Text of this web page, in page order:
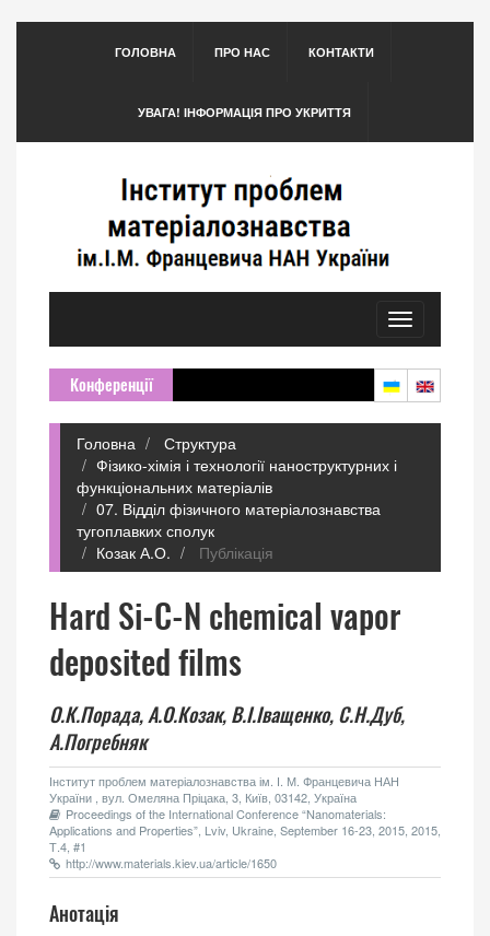
ГОЛОВНА ПРО НАС КОНТАКТИ
УВАГА! ІНФОРМАЦІЯ ПРО УКРИТТЯ
Toggle
navigation
Конференції
Головна
Структура
Фізико-хімія і технології наноструктурних і
функціональних матеріалів
07. Відділ фізичного матеріалознавства
тугоплавких сполук
Козак А.О.
Публікація
Hard Si-C-N chemical vapor
deposited films
О.К.Порада, А.О.Козак, В.І.Іващенко, С.Н.Дуб,
А.Погребняк
Інститут проблем матеріалознавства ім. І. М. Францевича НАН
України , вул. Омеляна Пріцака, 3, Київ, 03142, Україна
Proceedings of the International Conference “Nanomaterials:
Applications and Properties”, Lviv, Ukraine, September 16-23, 2015, 2015,
Т.4, #1
http://www.materials.kiev.ua/article/1650
Анотація